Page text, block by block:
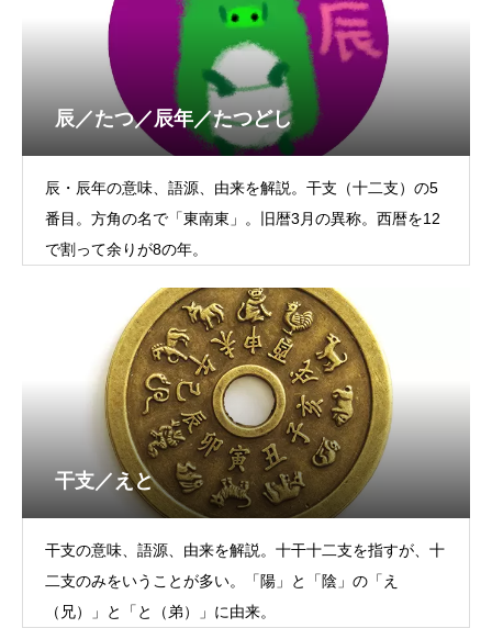
辰／たつ／辰年／たつどし
辰・辰年の意味、語源、由来を解説。干支（十二支）の5
番目。方角の名で「東南東」。旧暦3月の異称。西暦を12
で割って余りが8の年。
干支／えと
干支の意味、語源、由来を解説。十干十二支を指すが、十
二支のみをいうことが多い。「陽」と「陰」の「え
（兄）」と「と（弟）」に由来。